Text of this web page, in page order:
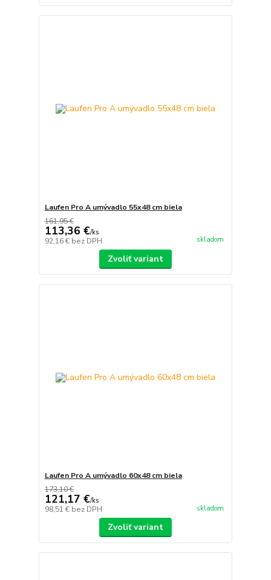
Laufen Pro A umývadlo 55x48 cm biela
161,95 €
113,36 €/ks
92,16 € bez DPH skladom
Zvoliť variant
Laufen Pro A umývadlo 60x48 cm biela
173,10 €
121,17 €/ks
98,51 € bez DPH skladom
Zvoliť variant